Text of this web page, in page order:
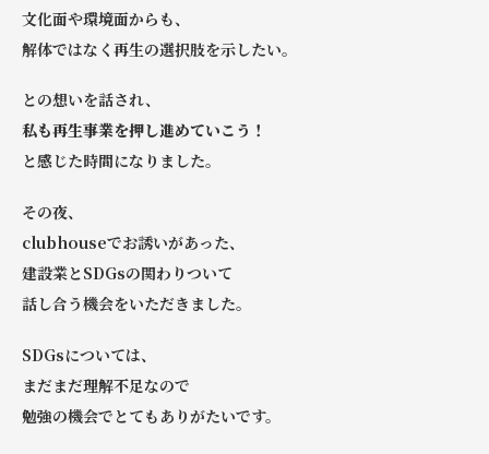
文化面や環境面からも、
解体ではなく再生の選択肢を示したい。
との想いを話され、
私も再生事業を押し進めていこう！
と感じた時間になりました。
その夜、
clubhouseでお誘いがあった、
建設業とSDGsの関わりついて
話し合う機会をいただきました。
SDGsについては、
まだまだ理解不足なので
勉強の機会でとてもありがたいです。